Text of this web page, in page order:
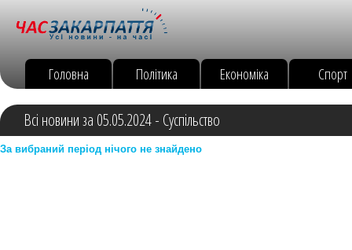
Головна Політика Економіка Спорт
Всі новини за 05.05.2024 - Суспільство
За вибраний період нічого не знайдено